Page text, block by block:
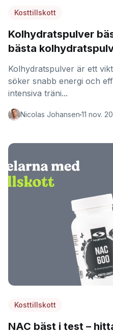
Kosttillskott
Kolhydratspulver
bästa
Kolhydratspulver är ett
söker snabb energi och
intensiva träni...
Nicolas Johansen 11 nov.
Kosttillskott
NAC bäst i test –